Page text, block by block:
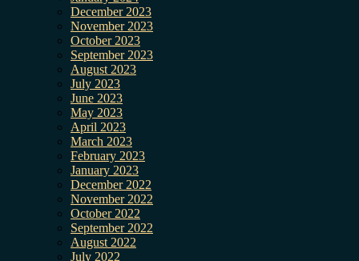
December 2023
November 2023
October 2023
September 2023
August 2023
July 2023
June 2023
May 2023
April 2023
March 2023
February 2023
January 2023
December 2022
November 2022
October 2022
September 2022
August 2022
July 2022